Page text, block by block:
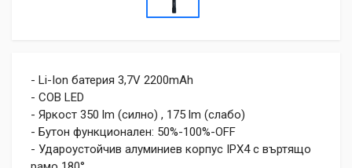
- Li-Ion батерия 3,7V 2200mAh
- COB LED
- Яркост 350 lm (силно) , 175 lm (слабо)
- Бутон функционален: 50%-100%-OFF
- Удароустойчив алуминиев корпус IPX4 с въртящо